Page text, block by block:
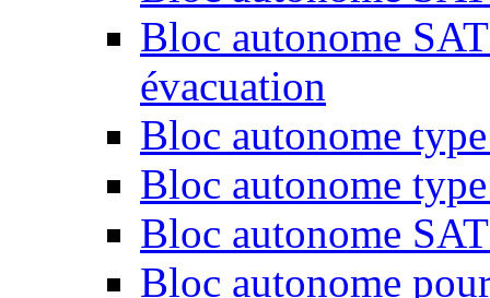
Bloc autonome
évacuation
Bloc autonome
Bloc autonome
Bloc autonome
Bloc autonome